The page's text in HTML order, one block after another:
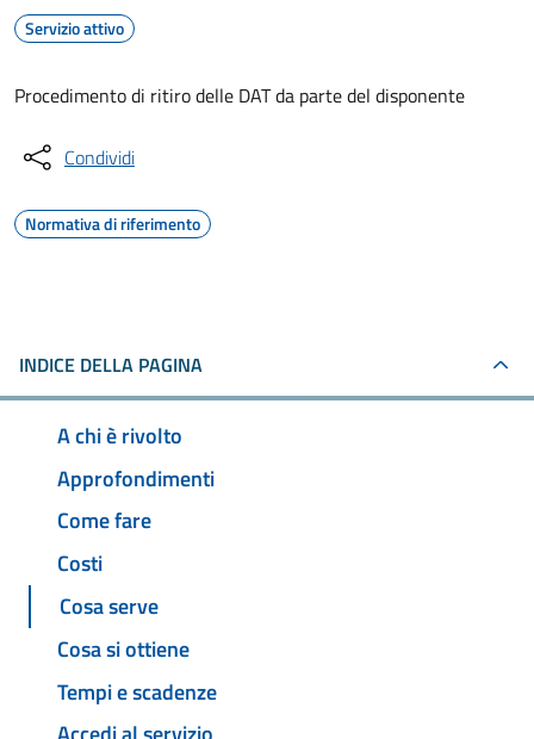
Servizio attivo
Procedimento di ritiro delle DAT da parte del disponente
Condividi
Normativa di riferimento
INDICE DELLA PAGINA
A chi è rivolto
Approfondimenti
Come fare
Costi
Cosa serve
Cosa si ottiene
Tempi e scadenze